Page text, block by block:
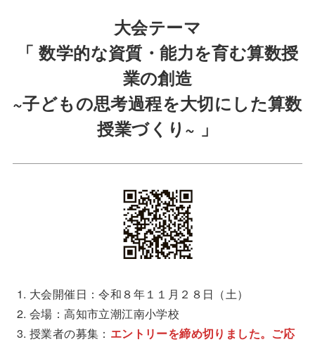
大会テーマ
「 数学的な資質・能力を育む算数授
業の創造
~子どもの思考過程を大切にした算数
授業づくり~ 」
大会開催日：令和８年１１月２８日（土）
会場：高知市立潮江南小学校
授業者の募集： エントリーを締め切りました。ご応